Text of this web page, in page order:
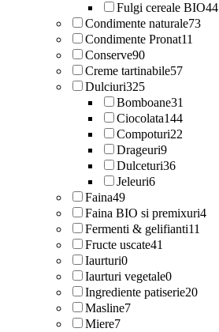
Fulgi cereale BIO44
Condimente naturale73
Condimente Pronat11
Conserve90
Creme tartinabile57
Dulciuri325
Bomboane31
Ciocolata144
Compoturi22
Drageuri9
Dulceturi36
Jeleuri6
Faina49
Faina BIO si premixuri4
Fermenti & gelifianti11
Fructe uscate41
Iaurturi0
Iaurturi vegetale0
Ingrediente patiserie20
Masline7
Miere7